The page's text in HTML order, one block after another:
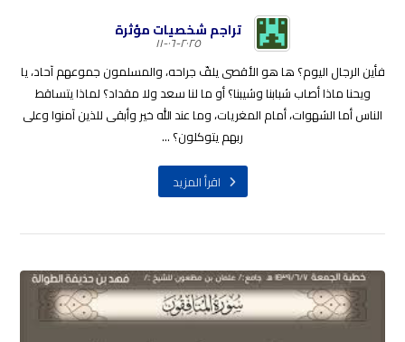
تراجم شخصيات مؤثرة
٢٠٢٥-٠٦-١١
فأين الرجال اليوم؟ ها هو الأقصى يلفّ جراحه، والمسلمون جموعهم آحاد، يا
ويحنا ماذا أصاب شبابنا وشيبنا؟ أو ما لنا سعد ولا مقداد؟ لماذا يتساقط
الناس أما الشهوات، أمام المغريات، وما عند الله خير وأبقى للذين آمنوا وعلى
ربهم يتوكلون؟ ...
اقرأ المزيد